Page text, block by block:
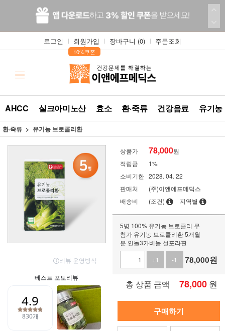
로그인 회원가입
▲
10%쿠폰
장바구니 (0) 주문조회
AHCC 실크아미노산 효소 환·죽류 건강음료 유기
환·죽류 유기농 브로콜리환
상품가 78,000원
적립금
1%
소비기한 2028. 04. 22
판매처
(주)이앤에프메딕스
배송비
(조건) 지역별
5병 100% 유기농 브로콜리 무
첨가 유기농 브로콜리환 5개월
분 인돌3카비놀 설포라판
+1
-1 78,000원
총 상품 금액 78,000 원
구매하기